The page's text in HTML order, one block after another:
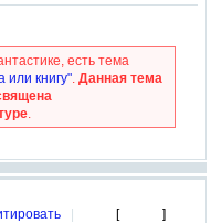
есть тема
или книгу". Данная тема
.
| [ ]